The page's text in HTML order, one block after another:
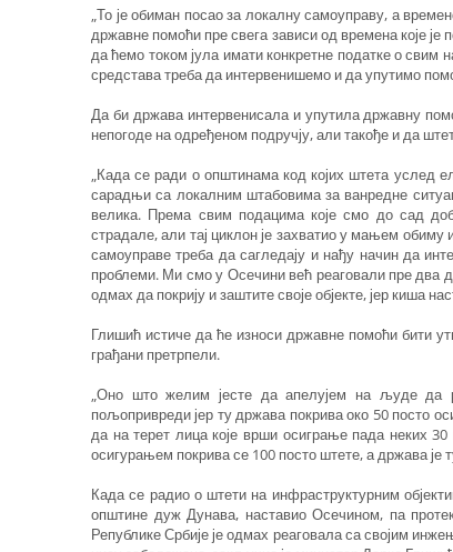
„То је обиман посао за локалну самоуправу, а
државне помоћи пре свега зависи од времена које
да ћемо током јула имати конкретне податке о
средстава треба да интервенишемо и да упутимо
Да би држава интервенисала и упутила државну
непогоде на одређеном подручју, али такође и да
„Када се ради о општинама код којих штета услед
сарадњи са локалним штабовима за ванредне
велика. Према свим подацима које смо до сад
страдале, али тај циклон је захватио у мањем
самоуправе треба да сагледају и нађу начин да
проблеми. Ми смо у Осечини већ реаговали пре два
одмах да покрију и заштите своје објекте, јер киша
Глишић истиче да ће износи државне помоћи бити
грађани претрпели.
„Оно што желим јесте да апелујем на људе да
пољопривреди јер ту држава покрива око 50 посто
да на терет лица које врши осиграње пада неких 30
осигурањем покрива се 100 посто штете, а држава је
Када се радио о штети на инфраструктурним
општине дуж Дунава, наставио Осечином, па
Републике Србије је одмах реаговала са својим